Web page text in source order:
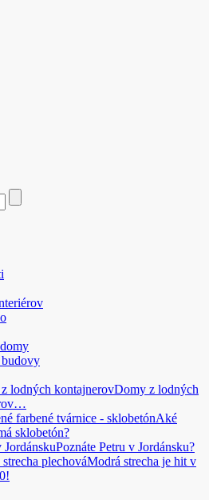
Domy z lodných
Aké
sklobetón?
Poznáte Petru v Jordánsku?
Modrá strecha je hit v